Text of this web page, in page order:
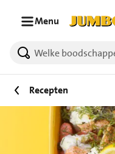
Menu
Recepten